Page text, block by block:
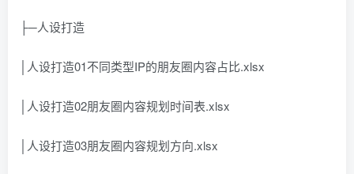
├─人设打造
│人设打造01不同类型IP的朋友圈内容占比.xlsx
│人设打造02朋友圈内容规划时间表.xlsx
│人设打造03朋友圈内容规划方向.xlsx